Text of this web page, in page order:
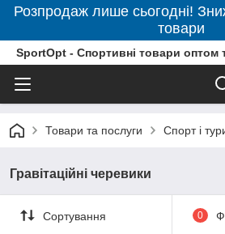
Розпродаж лише сьогодні!
товари
SportOpt - Спортивні товари оптом
Товари та послуги Спорт і
Гравітаційні черевики
Сортування 0